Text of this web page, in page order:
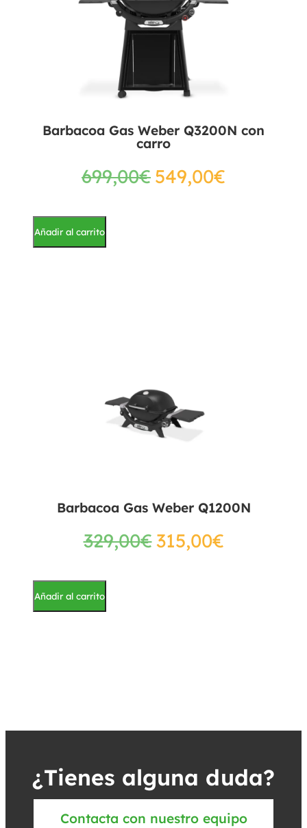
Barbacoa Gas Weber Q3200N con
carro
699,00€ 549,00€
Añadir al carrito
Barbacoa Gas Weber Q1200N
329,00€315,00€
Añadir al carrito
¿Tienes alguna duda?
Contacta con nuestro equipo